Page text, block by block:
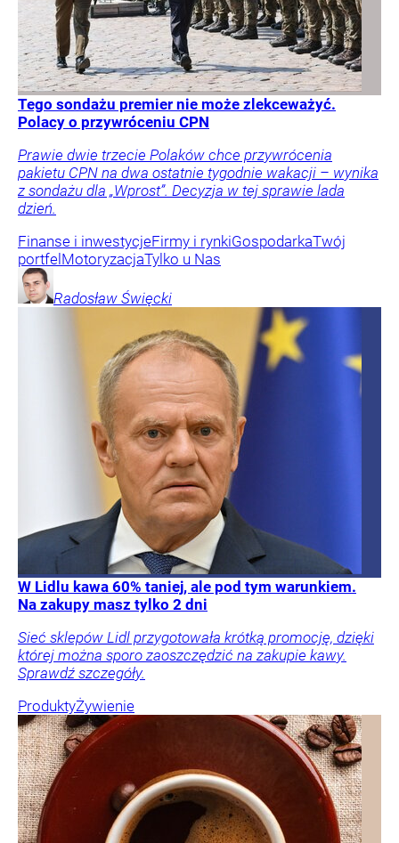
Tego sondażu premier nie może zlekceważyć.
Polacy o przywróceniu CPN
Prawie dwie trzecie Polaków chce przywrócenia
pakietu CPN na dwa ostatnie tygodnie wakacji – wynika
z sondażu dla „Wprost”. Decyzja w tej sprawie lada
dzień.
Finanse i inwestycjeFirmy i rynkiGospodarkaTwój
portfel MotoryzacjaTylko u Nas
Radosław Święcki
W Lidlu kawa 60% taniej, ale pod tym warunkiem.
Na zakupy masz tylko 2 dni
Sieć sklepów Lidl przygotowała krótką promocję, dzięki
której można sporo zaoszczędzić na zakupie kawy.
Sprawdź szczegóły.
ProduktyŻywienie